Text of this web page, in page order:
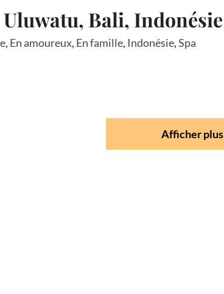
Bali, Indonésie
, En amoureux, En famille, Indonésie,Spa
Afficher plus